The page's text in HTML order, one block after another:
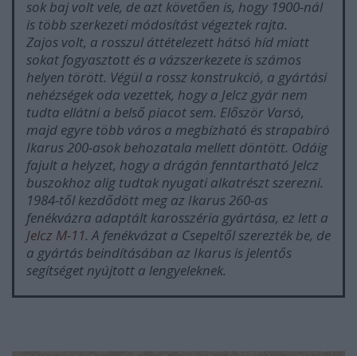
sok baj volt vele, de azt követően is, hogy 1900-nál
is több szerkezeti módosítást végeztek rajta.
Zajos volt, a rosszul áttételezett hátsó híd miatt
sokat fogyasztott és a vázszerkezete is számos
helyen törött. Végül a rossz konstrukció, a gyártási
nehézségek oda vezettek, hogy a Jelcz gyár nem
tudta ellátni a belső piacot sem. Először Varsó,
majd egyre több város a megbízható és strapabíró
Ikarus 200-asok behozatala mellett döntött. Odáig
fajult a helyzet, hogy a drágán fenntartható Jelcz
buszokhoz alig tudtak nyugati alkatrészt szerezni.
1984-től kezdődött meg az Ikarus 260-as
fenékvázra adaptált karosszéria gyártása, ez lett a
Jelcz M-11. A fenékvázat a Csepeltől szerezték be, de
a gyártás beindításában az Ikarus is jelentős
segítséget nyújtott a lengyeleknek.